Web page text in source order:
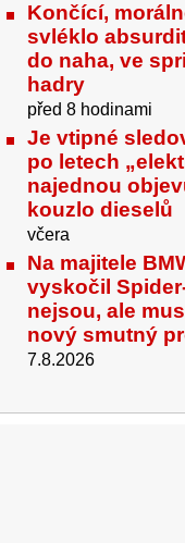
Končící,
svléklo
do naha, ve
hadry
před 8 hodinami
Je vtipné
po letech
najednou
kouzlo dieselů
včera
Na majitele
vyskočil
nejsou, ale
nový smutný
7.8.2026